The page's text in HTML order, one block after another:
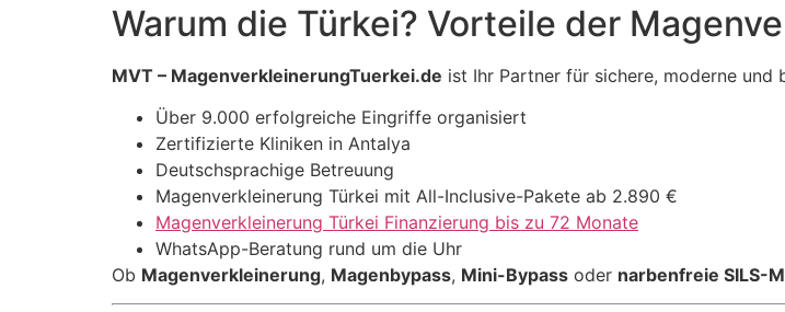
Warum die Türkei? Vorteile der
MVT – MagenverkleinerungTuerkei.de ist Ihr Partner für sichere, moderne und
Über 9.000 erfolgreiche Eingriffe organisiert
Zertifizierte Kliniken in Antalya
Deutschsprachige Betreuung
Magenverkleinerung Türkei mit All-Inclusive-Pakete ab 2.890 €
Magenverkleinerung Türkei Finanzierung bis zu 72 Monate
WhatsApp-Beratung rund um die Uhr
Ob Magenverkleinerung, Magenbypass, Mini-Bypass oder narbenfreie SILS-